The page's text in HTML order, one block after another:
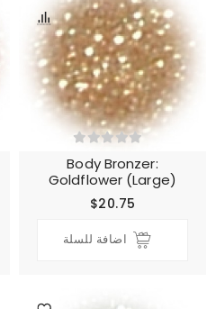
Body Bronzer:
Goldflower (Large)
$20.75
اضافة للسلة